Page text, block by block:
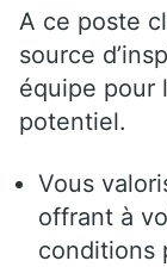
A ce poste
source
équipe pour
potentiel.
Vous
offrant à
conditions